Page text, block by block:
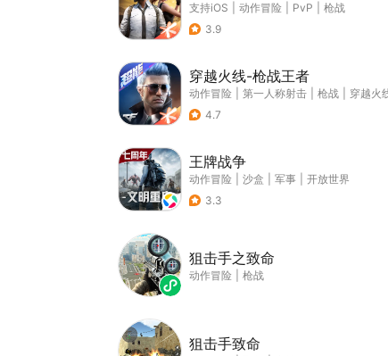
支持iOS 动作冒险 PvP
枪战
3.9
穿越火线-枪战王者
动作冒险 第一人称射击 枪战
穿越火
4.7
王牌战争
动作冒险 沙盒 军事
开放世界
3.3
狙击手之致命
动作冒险 枪战
狙击手致命